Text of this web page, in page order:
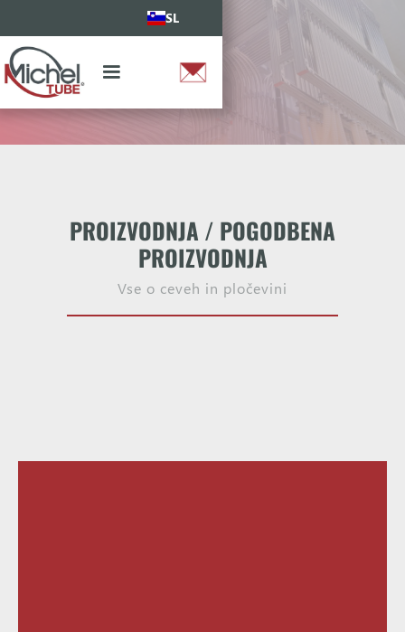
SL
PROIZVODNJA / POGODBENA
PROIZVODNJA
Vse o ceveh in pločevini